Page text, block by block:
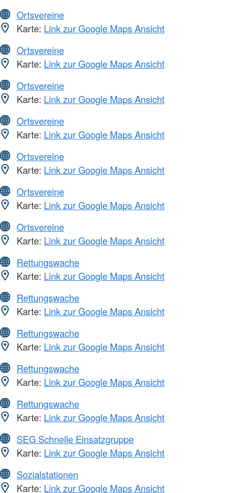
Ortsvereine
Karte: Link zur Google Maps Ansicht
Ortsvereine
Karte: Link zur Google Maps Ansicht
Ortsvereine
Karte: Link zur Google Maps Ansicht
Ortsvereine
Karte: Link zur Google Maps Ansicht
Ortsvereine
Karte: Link zur Google Maps Ansicht
Ortsvereine
Karte: Link zur Google Maps Ansicht
Ortsvereine
Karte: Link zur Google Maps Ansicht
Rettungswache
Karte: Link zur Google Maps Ansicht
Rettungswache
Karte: Link zur Google Maps Ansicht
Rettungswache
Karte: Link zur Google Maps Ansicht
Rettungswache
Karte: Link zur Google Maps Ansicht
Rettungswache
Karte: Link zur Google Maps Ansicht
SEG Schnelle Einsatzgruppe
Karte: Link zur Google Maps Ansicht
Sozialstationen
Karte: Link zur Google Maps Ansicht